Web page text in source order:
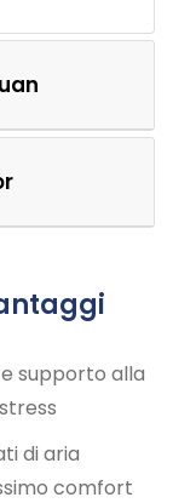
supporto alla
di aria
comfort